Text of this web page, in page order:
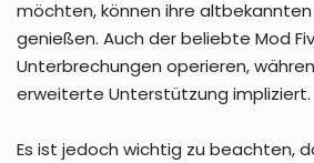
möchten, können ihre
genießen. Auch der beliebte Mod
Unterbrechungen operieren,
erweiterte Unterstützung impliziert.
Es ist jedoch wichtig zu beachten,